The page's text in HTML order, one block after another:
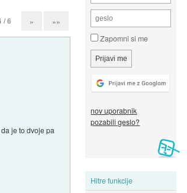
Zapomni si me
nov uporabnik
pozabili geslo?
Hitre funkcije
/ 6 » »»
je to dvoje pa